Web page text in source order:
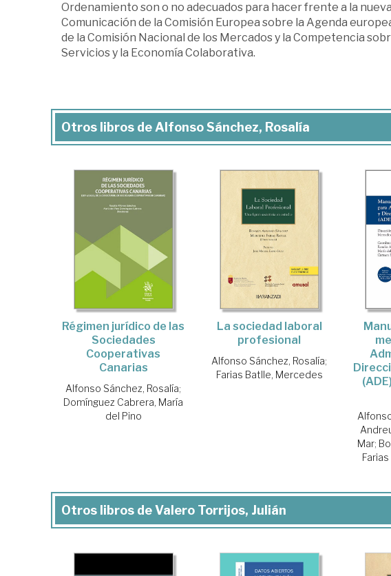
Ordenamiento son o no adecuados para hacer frente a la
Comunicación de la Comisión Europea sobre la Agenda
de la Comisión Nacional de los Mercados y la Competencia
Servicios y la Economía Colaborativa.
Otros libros de Alfonso Sánchez, Rosalía
Régimen jurídico de las
Sociedades
Cooperativas
Canarias
Alfonso Sánchez, Rosalía;
Domínguez Cabrera, María
del Pino
La sociedad laboral
profesional
Alfonso Sánchez, Rosalía;
Farias Batlle, Mercedes
Mar;
Otros libros de Valero Torrijos, Julián